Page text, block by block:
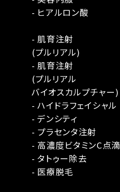
- ヒアルロン酸
- 肌育注射
(プルリアル)
- 肌育注射
(プルリアル
バイオスカルプチャー)
- ハイドラフェイシャル
- デンシティ
- プラセンタ注射
- 高濃度ビタミンC点滴
- タトゥー除去
- 医療脱毛